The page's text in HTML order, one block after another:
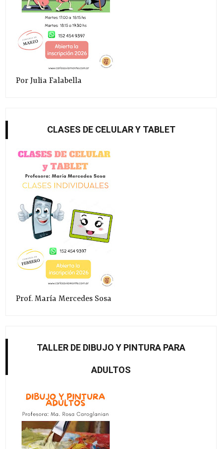
Por Julia Falabella
CLASES DE CELULAR Y TABLET
Prof. María Mercedes Sosa
TALLER DE DIBUJO Y PINTURA PARA
ADULTOS